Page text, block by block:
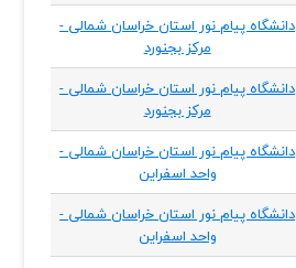
دانشگاه پیام نور استان خراسان شمالی -
مرکز بجنورد
دانشگاه پیام نور استان خراسان شمالی -
مرکز بجنورد
دانشگاه پیام نور استان خراسان شمالی -
واحد اسفراین
دانشگاه پیام نور استان خراسان شمالی -
واحد اسفراین